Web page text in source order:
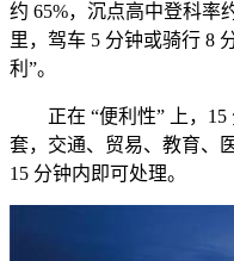
约 65%，沉点高中登科率
里，驾车 5 分钟或骑行 8
利”。
正在 “便利性” 上，15
套，交通、贸易、教育、
15 分钟内即可处理。